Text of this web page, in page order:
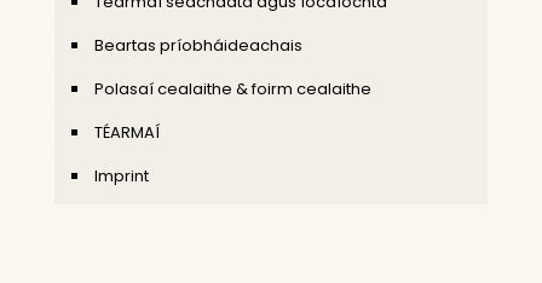
Beartas príobháideachais
Polasaí cealaithe & foirm cealaithe
TÉARMAÍ
Imprint